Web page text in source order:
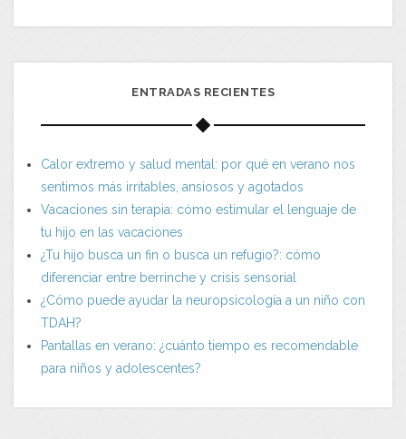
ENTRADAS RECIENTES
Calor extremo y salud mental: por qué en verano nos
sentimos más irritables, ansiosos y agotados
Vacaciones sin terapia: cómo estimular el lenguaje de
tu hijo en las vacaciones
¿Tu hijo busca un fin o busca un refugio?: cómo
diferenciar entre berrinche y crisis sensorial
¿Cómo puede ayudar la neuropsicología a un niño con
TDAH?
Pantallas en verano: ¿cuánto tiempo es recomendable
para niños y adolescentes?